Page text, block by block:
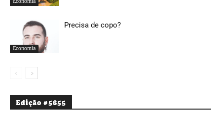
Economia
Economia
Precisa de copo?
Edição #5655